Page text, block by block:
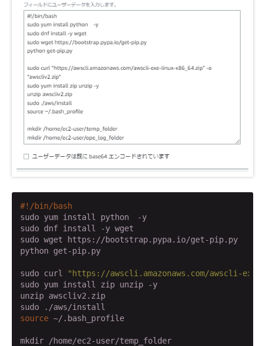
#!/bin/bash
sudo yum install python　-y
sudo dnf install -y wget
sudo wget https://bootstrap.pypa.io/get-pip.py
python get-pip.py
sudo curl
"https://awscli.amazonaws.com/awscli-
sudo yum install zip unzip -y
unzip awscliv2.zip
source ~/.bash_profile
mkdir /home/ec2-user/temp_folder